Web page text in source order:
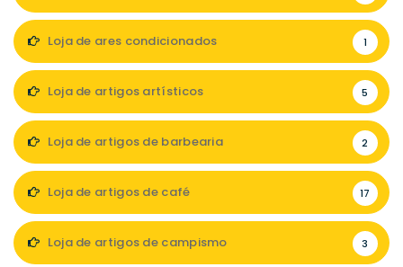
Loja de ares condicionados 1
Loja de artigos artísticos 5
Loja de artigos de barbearia 2
Loja de artigos de café 17
Loja de artigos de campismo 3